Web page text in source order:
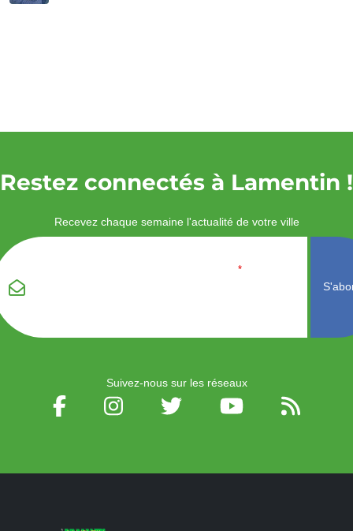
Restez connectés à Lamentin !
Recevez chaque semaine l'actualité de votre ville
*
Suivez-nous sur les réseaux